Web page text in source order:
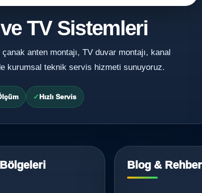
TV Sistemleri
anten montajı, TV duvar montajı, kanal
kurumsal teknik servis hizmeti sunuyoruz.
Hızlı Servis
Blog & Rehber